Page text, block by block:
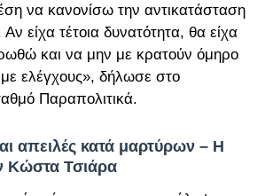
να κανονίσω την αντικατάσταση
είχα τέτοια δυνατότητα, θα είχα
και να μην με κρατούν όμηρο
με ελέγχους», δήλωσε στο
Παραπολιτικά.
απειλές κατά μαρτύρων – Η
Κώστα Τσιάρα